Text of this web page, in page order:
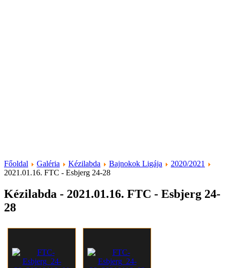
Főoldal Galéria Kézilabda Bajnokok Ligája
2020/2021
2021.01.16. FTC - Esbjerg 24-28
Kézilabda - 2021.01.16. FTC - Esbjerg 24-
28